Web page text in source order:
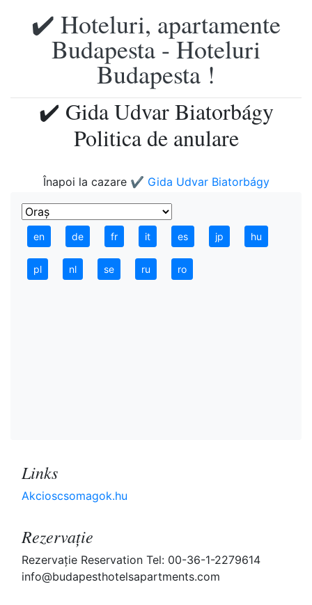
✔️ Hoteluri, apartamente
Budapesta - Hoteluri
Budapesta !
✔️ Gida Udvar Biatorbágy
Politica de anulare
Înapoi la cazare ✔️ Gida Udvar Biatorbágy
en de fr it es jp hu
pl nl se ru ro
Links
Akcioscsomagok.hu
Rezervaţie
Rezervaţie Reservation Tel: 00-36-1-2279614
info@budapesthotelsapartments.com